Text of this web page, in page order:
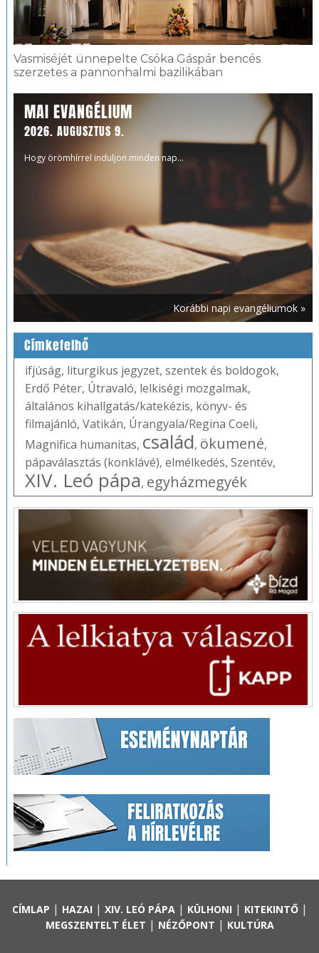
Vasmiséjét ünnepelte Csóka Gáspár bencés
szerzetes a pannonhalmi bazilikában
MAI EVANGÉLIUM
2026. AUGUSZTUS 9.
Hogy örömhírrel induljon minden nap...
Korábbi napi evangéliumok »
Címkefelhő
ifjúság, liturgikus jegyzet, szentek és boldogok,
Erdő Péter, Útravaló, lelkiségi mozgalmak,
általános kihallgatás/katekézis, könyv- és
filmajánló, Vatikán, Úrangyala/Regina Coeli,
Magnifica humanitas, család, ökumené,
pápaválasztás (konklávé), elmélkedés, Szentév,
XIV. Leó pápa, egyházmegyék
CÍMLAP | HAZAI | XIV. LEÓ PÁPA| KÜLHONI | KITEKINTŐ|
MEGSZENTELT ÉLET | NÉZŐPONT | KULTÚRA